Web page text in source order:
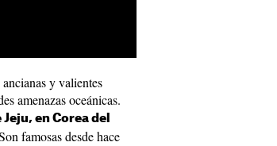
y valientes
amenazas oceánicas.
en Corea del
famosas desde hace